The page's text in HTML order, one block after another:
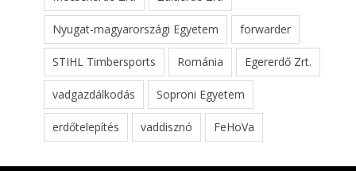
Nyugat-magyarországi Egyetem forwarder
STIHL Timbersports Románia Egererdő Zrt.
vadgazdálkodás Soproni Egyetem
erdőtelepítés vaddisznó FeHoVa